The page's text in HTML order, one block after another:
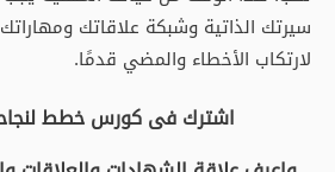
فإن كنت تتسائل كيف أجد المهنة
لك حيث سأشارك أفضل ٣
مهنة تحبها.